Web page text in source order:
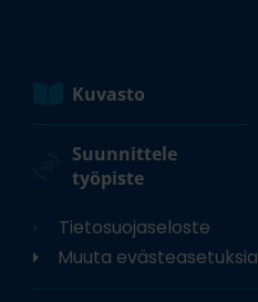
Kuvasto
Suunnittele
työpiste
Tietosuojaseloste
Muuta evästeasetuksia